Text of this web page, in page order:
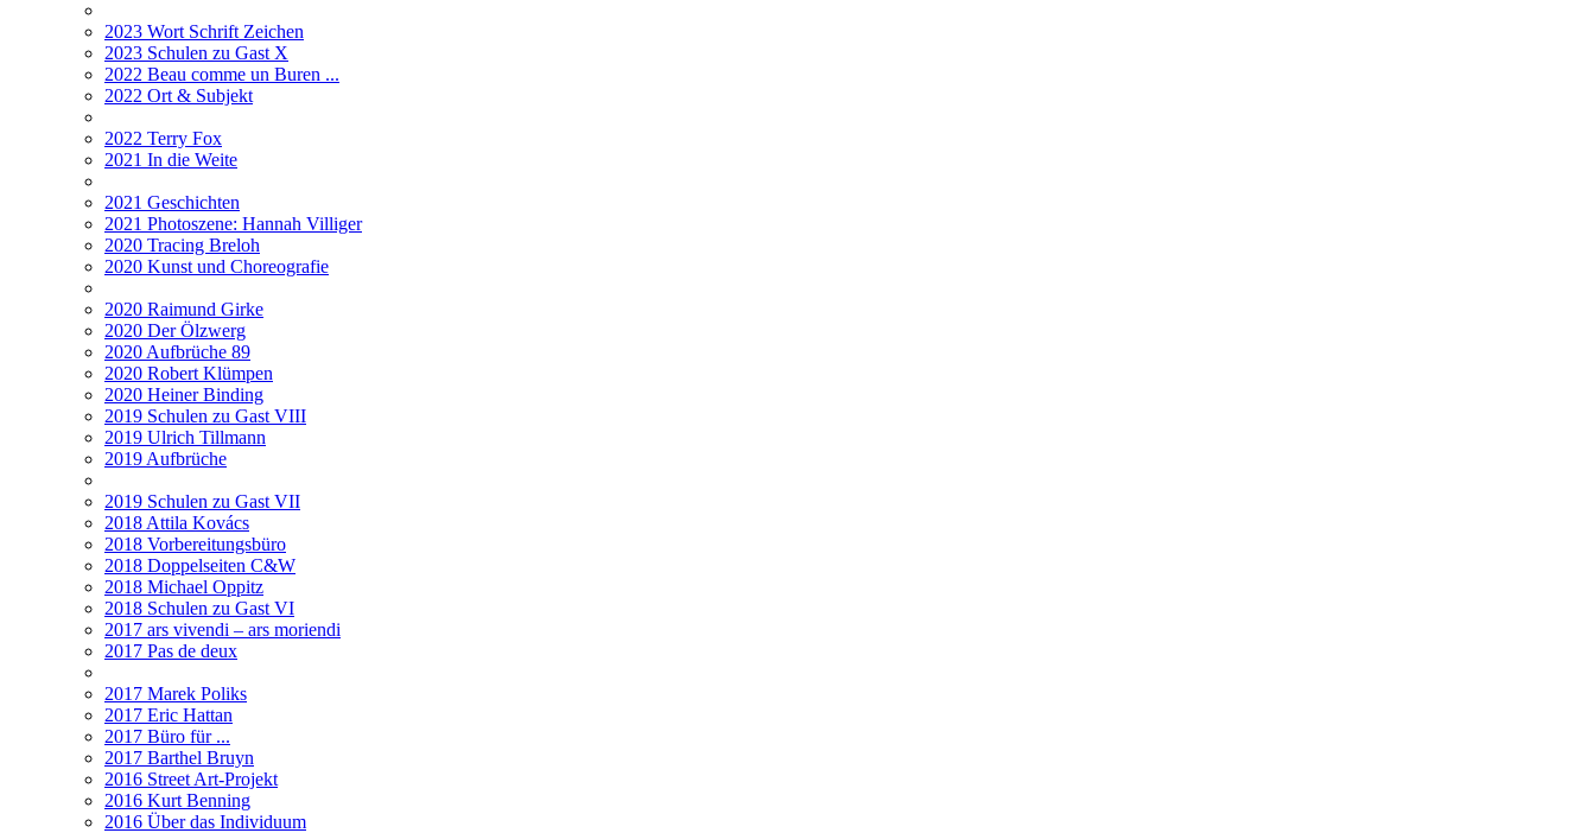
2023 Wort Schrift Zeichen
2023 Schulen zu Gast X
2022 Beau comme un Buren ...
2022 Ort & Subjekt
2022 Terry Fox
2021 In die Weite
2021 Geschichten
2021 Photoszene: Hannah Villiger
2020 Tracing Breloh
2020 Kunst und Choreografie
2020 Raimund Girke
2020 Der Ölzwerg
2020 Aufbrüche 89
2020 Robert Klümpen
2020 Heiner Binding
2019 Schulen zu Gast VIII
2019 Ulrich Tillmann
2019 Aufbrüche
2019 Schulen zu Gast VII
2018 Attila Kovács
2018 Vorbereitungsbüro
2018 Doppelseiten C&W
2018 Michael Oppitz
2018 Schulen zu Gast VI
2017 ars vivendi – ars moriendi
2017 Pas de deux
2017 Marek Poliks
2017 Eric Hattan
2017 Büro für ...
2017 Barthel Bruyn
2016 Street Art-Projekt
2016 Kurt Benning
2016 Über das Individuum